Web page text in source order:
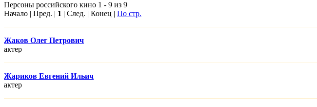
Персоны российского кино 1 - 9 из 9
Начало | Пред. | 1 | След. | Конец | По стр.
Жаков Олег Петрович
актер
Жариков Евгений Ильич
актер